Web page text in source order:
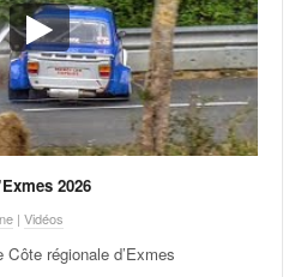
2026
| Vidéos
régionale d’Exmes